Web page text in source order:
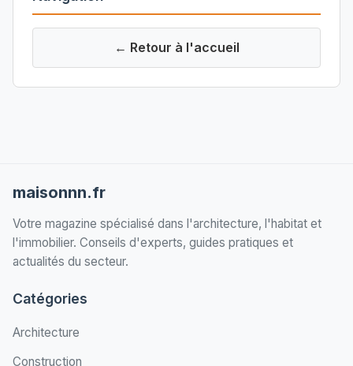
← Retour à l'accueil
maisonnn.fr
Votre magazine spécialisé dans l'architecture, l'habitat et
l'immobilier. Conseils d'experts, guides pratiques et
actualités du secteur.
Catégories
Architecture
Construction